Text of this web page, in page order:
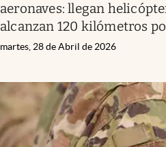
aeronaves: llegan
alcanzan 120 kilómetros
martes, 28 de Abril de 2026